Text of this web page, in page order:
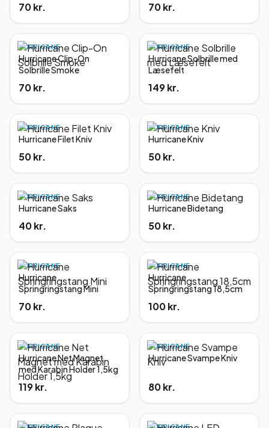
70 kr. 70 kr.
HURRICANE
Hurricane Clip-On
Solbrille Smoke
70 kr.
HURRICANE
Hurricane Solbrille med
Læsefelt
149 kr.
HURRICANE
Hurricane Filet Kniv
50 kr.
HURRICANE
Hurricane Kniv
50 kr.
HURRICANE
Hurricane Saks
40 kr.
HURRICANE
Hurricane Bidetang
50 kr.
HURRICANE
Hurricane
Springringstang Mini
70 kr.
HURRICANE
Hurricane
Springringstang 18,5cm
100 kr.
HURRICANE
Hurricane Net Magnet
med Karabin Holder 1,5kg
119 kr.
HURRICANE
Hurricane Svampe Kniv
80 kr.